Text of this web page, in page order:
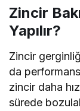
Zincir
Yapılır?
Zincir
da
zincir daha
sürede